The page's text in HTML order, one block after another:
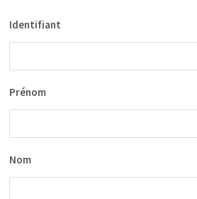
Identifiant
Prénom
Nom